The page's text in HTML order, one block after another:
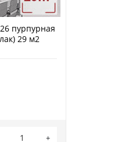
пурпурная
29 м2